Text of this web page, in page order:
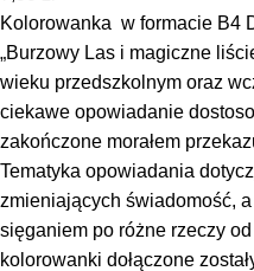
Kolorowanka w formacie B4
„Burzowy Las i magiczne
wieku przedszkolnym oraz
ciekawe opowiadanie
zakończone morałem
Tematyka opowiadania
zmieniających świadomość,
sięganiem po różne rzeczy
kolorowanki dołączone